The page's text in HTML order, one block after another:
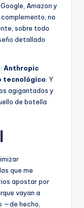
Amazon y
no
sobre todo
detallado
Anthropic
tecnológico. Y
agigantados y
de botella
que me
apostar por
vayan a
—de hecho,